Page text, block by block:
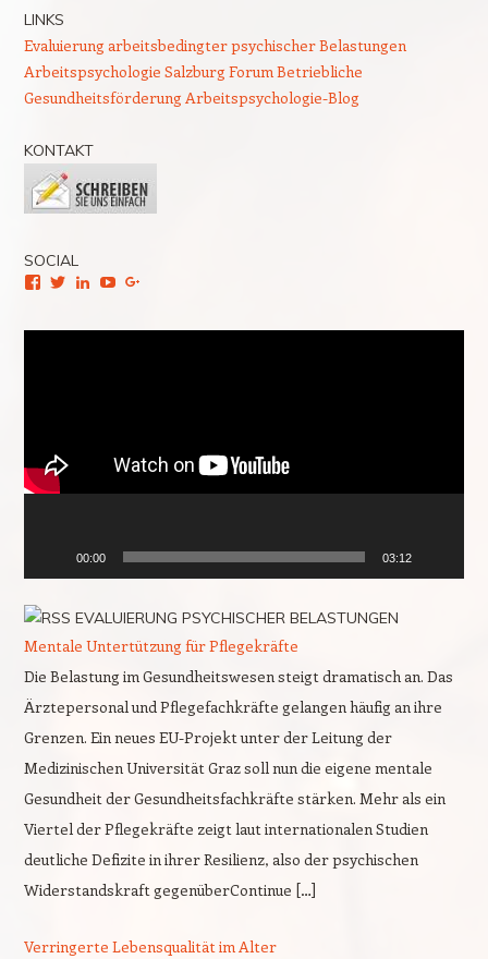
LINKS
Evaluierung arbeitsbedingter psychischer Belastungen
Arbeitspsychologie Salzburg Forum Betriebliche
Gesundheitsförderung Arbeitspsychologie-Blog
KONTAKT
SOCIAL
Facebook
TwitterLinkedIn
YouTube
00:00 03:12
EVALUIERUNG PSYCHISCHER BELASTUNGEN
Mentale Untertützung für Pflegekräfte
Die Belastung im Gesundheitswesen steigt dramatisch an. Das
Ärztepersonal und Pflegefachkräfte gelangen häufig an ihre
Grenzen. Ein neues EU-Projekt unter der Leitung der
Medizinischen Universität Graz soll nun die eigene mentale
Gesundheit der Gesundheitsfachkräfte stärken. Mehr als ein
Viertel der Pflegekräfte zeigt laut internationalen Studien
deutliche Defizite in ihrer Resilienz, also der psychischen
Widerstandskraft gegenüberContinue […]
Verringerte Lebensqualität im Alter